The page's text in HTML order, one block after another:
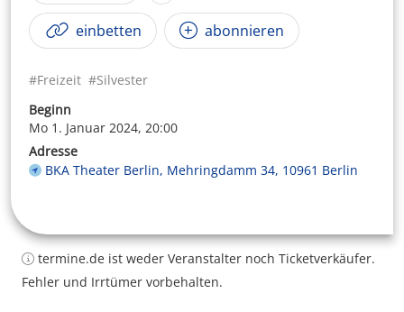
einbetten abonnieren
#Freizeit #Silvester
Beginn
Mo 1. Januar 2024, 20:00
Adresse
BKA Theater Berlin, Mehringdamm 34, 10961 Berlin
termine.de ist weder Veranstalter noch Ticketverkäufer.
Fehler und Irrtümer vorbehalten.